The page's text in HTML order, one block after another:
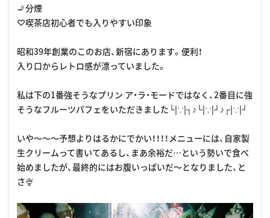
🚬分煙
♡喫茶店初心者でも入りやすい印象
昭和39年創業のこのお店、新宿にあります。便利！
入り口からレトロ感が漂っていました。
私は下の1番強そうなプリン ア・ラ・モードではなく、2番目に強
そうなフルーツパフェをいただきました└|∵|┐♪└|∵|┘♪┌|∵|┘
いや〜〜〜予想よりはるかにでかい！！！！メニューには、自家製
生クリームって書いてあるし、まあ余裕だ…という勢いで食べ
始めましたが、最終的にはお腹いっぱいだ〜となりました、と
さ🍨